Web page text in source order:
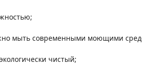
мыть современными моющими
чистый;